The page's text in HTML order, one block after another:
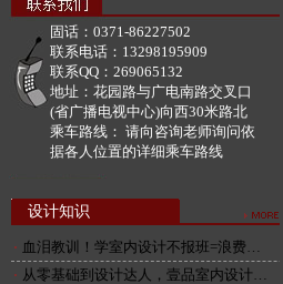
固话： 0371-86227502
联系电话： 13298195909
联系QQ： 269065132
地址： 花园路与广电南路交叉口
(省广播电视中心)向西30米路北
乘车路线： 请向咨询老师询问依
据各人位置的详细乘车路线
设计知识
血泪教训！学室内设计不报班=浪费…
从零基础到设计达人，壹品室内设计…